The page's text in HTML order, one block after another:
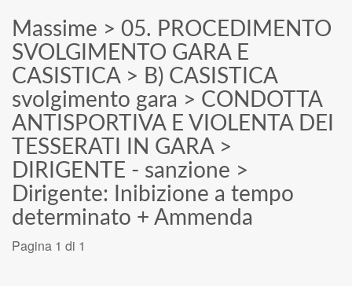
Massime > 05. PROCEDIMENTO
SVOLGIMENTO GARA E
CASISTICA> B) CASISTICA
svolgimento gara > CONDOTTA
ANTISPORTIVA E VIOLENTA DEI
TESSERATI IN GARA>
DIRIGENTE - sanzione >
Dirigente: Inibizione a tempo
determinato + Ammenda
Pagina 1 di 1